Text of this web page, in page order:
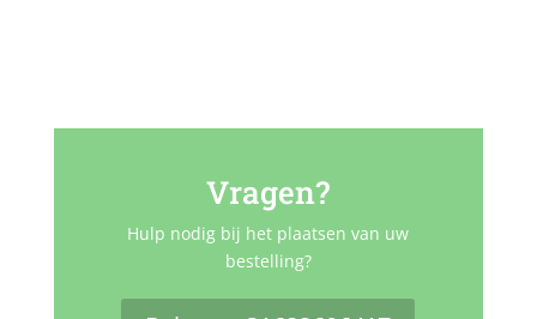
Vragen?
Hulp nodig bij het plaatsen van uw
bestelling?